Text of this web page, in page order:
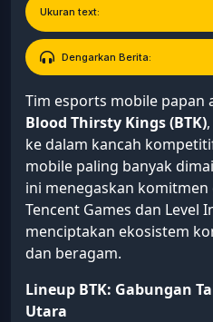
Ukuran text:
Dengarkan Berita:
Tim esports mobile papan
Blood Thirsty Kings (BTK)
ke dalam kancah
mobile paling banyak
ini menegaskan
Tencent Games dan Level
menciptakan ekosistem
dan beragam.
Lineup BTK: Gabungan
Utara